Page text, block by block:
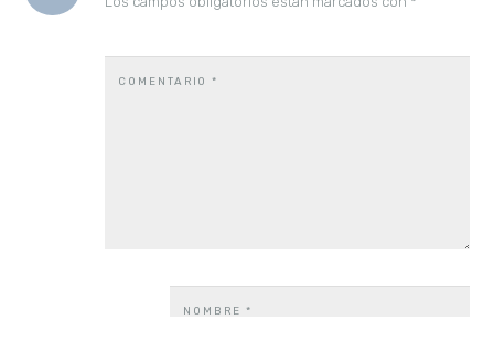
COMENTARIO*
NOMBRE*